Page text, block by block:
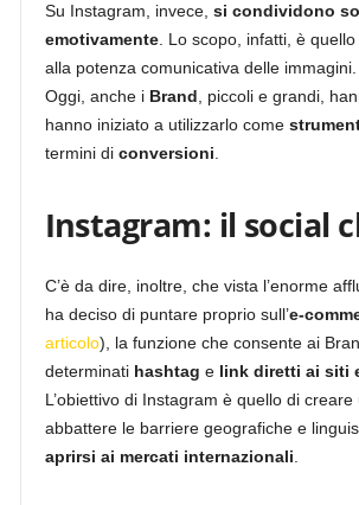
Su Instagram, invece, si condividono
emotivamente. Lo scopo, infatti, è
alla potenza comunicativa delle immagini.
Oggi, anche i Brand , piccoli e grandi,
hanno iniziato a utilizzarlo come
termini di conversioni
Instagram: il social
C’è da dire, inoltre, che vista l’enorme
ha deciso di puntare proprio sull’e-
articolo), la funzione che consente ai
determinati hashtag e link diretti ai siti
L’obiettivo di Instagram è quello di
abbattere le barriere geografiche e
aprirsi ai mercati internazionali